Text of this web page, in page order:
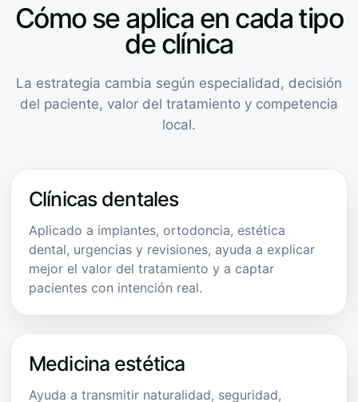
Cómo se aplica en cada tipo
de clínica
La estrategia cambia según especialidad, decisión
del paciente, valor del tratamiento y competencia
local.
Clínicas dentales
Aplicado a implantes, ortodoncia, estética
dental, urgencias y revisiones, ayuda a explicar
mejor el valor del tratamiento y a captar
pacientes con intención real.
Medicina estética
Ayuda a transmitir naturalidad, seguridad,